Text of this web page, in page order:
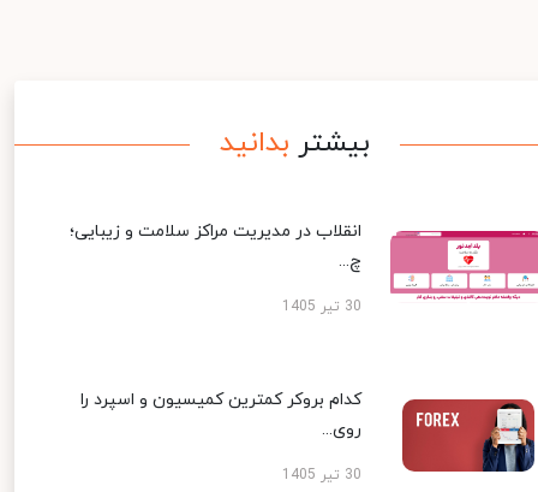
بیشتر بدانید
انقلاب در مدیریت مراکز سلامت و زیبایی؛
چ...
30 تیر 1405
کدام بروکر کمترین کمیسیون و اسپرد را
روی...
30 تیر 1405